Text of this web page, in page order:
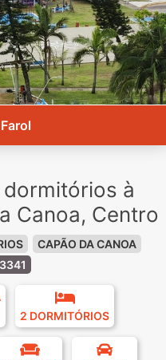
à
Canoa, Centro
CAPÃO DA CANOA
2 DORMITÓRIOS